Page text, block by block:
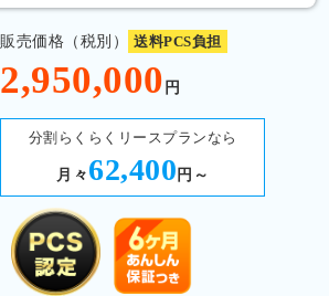
販売価格（税別） 送料PCS負担
2,950,000 円
分割らくらくリースプランなら
月々 62,400 円～